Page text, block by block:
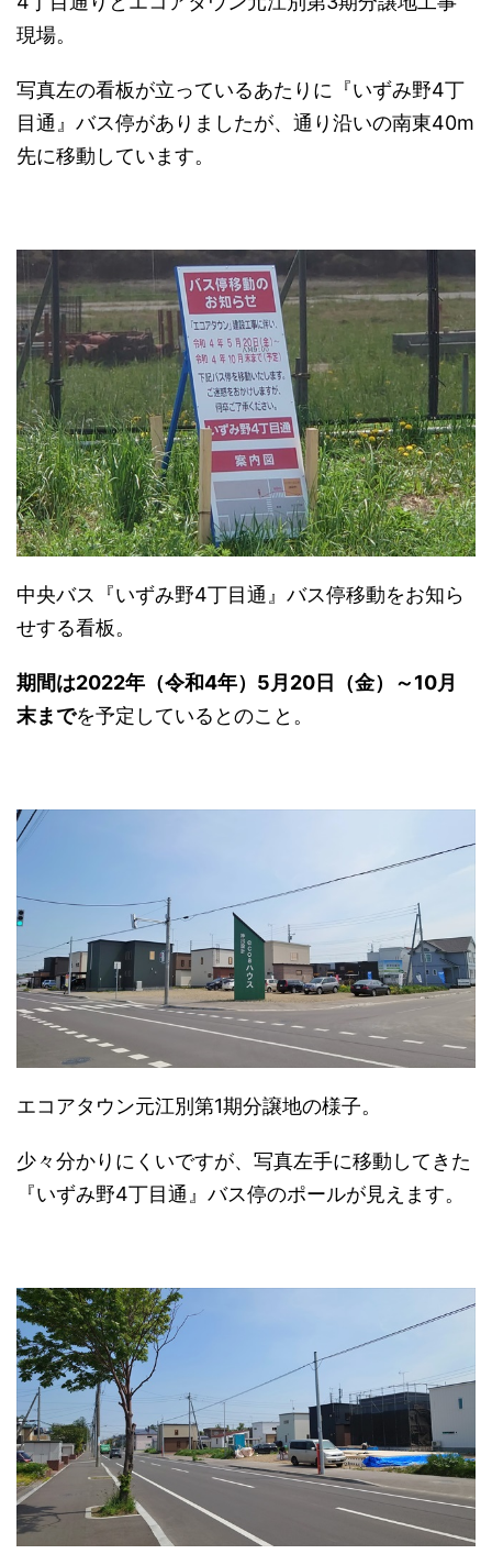
現場。
写真左の看板が立っているあたりに『いずみ野4丁
目通』バス停がありましたが、通り沿いの南東40m
先に移動しています。
中央バス『いずみ野4丁目通』バス停移動をお知ら
せする看板。
期間は2022年（令和4年）5月20日（金）～10月
末までを予定しているとのこと。
エコアタウン元江別第1期分譲地の様子。
少々分かりにくいですが、写真左手に移動してきた
『いずみ野4丁目通』バス停のポールが見えます。